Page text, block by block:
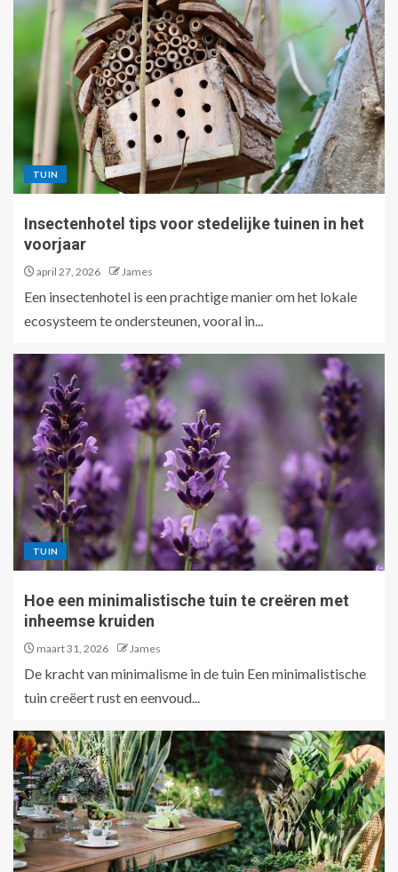
TUIN
Insectenhotel tips voor stedelijke tuinen in het
voorjaar
april 27, 2026 James
Een insectenhotel is een prachtige manier om het lokale
ecosysteem te ondersteunen, vooral in...
TUIN
Hoe een minimalistische tuin te creëren met
inheemse kruiden
maart 31, 2026 James
De kracht van minimalisme in de tuin Een minimalistische
tuin creëert rust en eenvoud...